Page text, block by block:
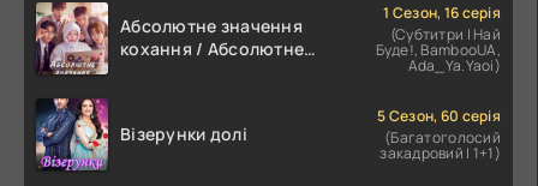
Абсолютне значення
кохання / Абсолютне
1 Сезон, 16 серія
(Субтитри | Най
Буде!, BambooUA,
Ada_Ya.Yaoi)
Візерунки долі
5 Сезон, 60 серія
(Багатоголосий
закадровий | 1+1)